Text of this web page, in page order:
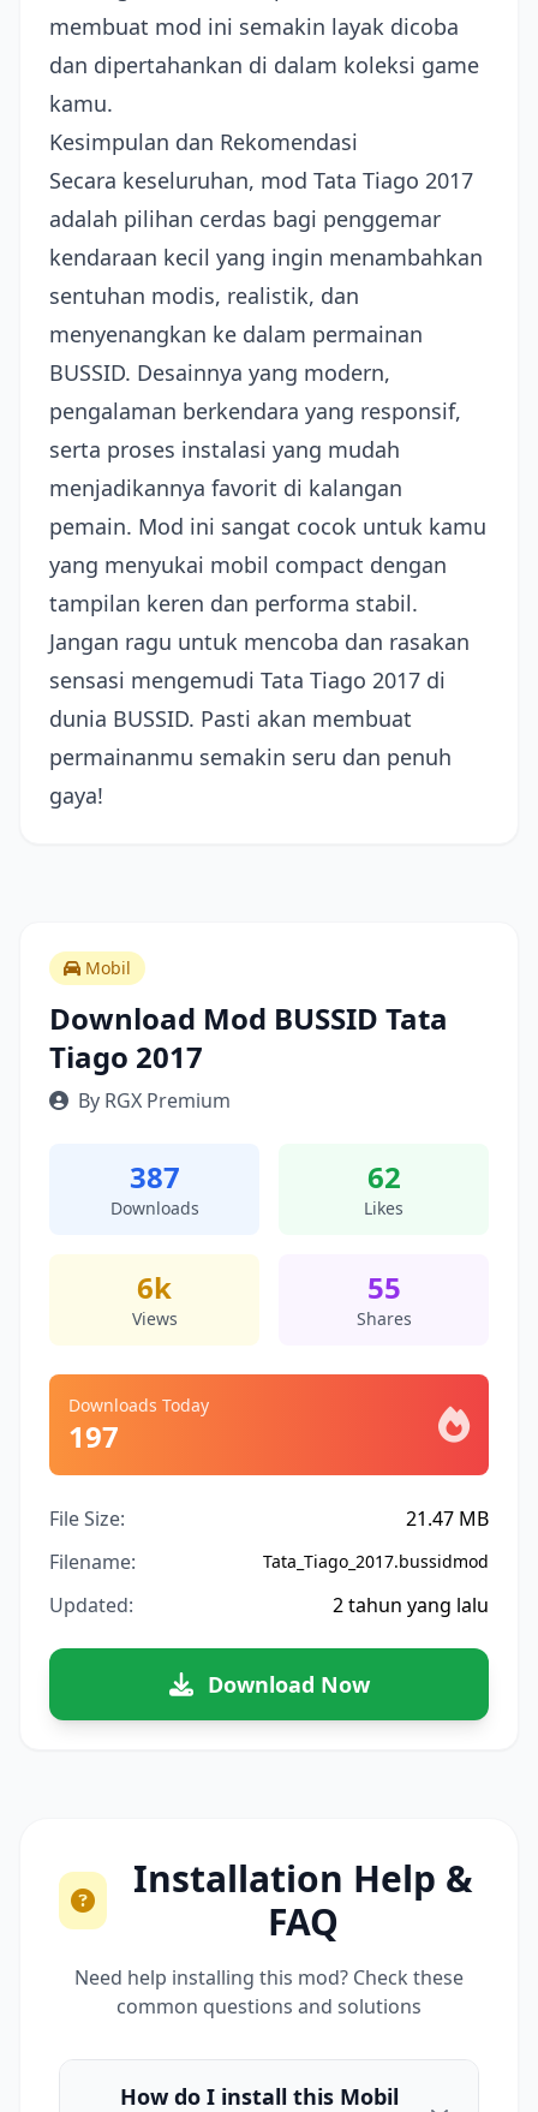
membuat mod ini semakin layak dicoba
dan dipertahankan di dalam koleksi game
kamu.
Kesimpulan dan Rekomendasi
Secara keseluruhan, mod Tata Tiago 2017
adalah pilihan cerdas bagi penggemar
kendaraan kecil yang ingin menambahkan
sentuhan modis, realistik, dan
menyenangkan ke dalam permainan
BUSSID. Desainnya yang modern,
pengalaman berkendara yang responsif,
serta proses instalasi yang mudah
menjadikannya favorit di kalangan
pemain. Mod ini sangat cocok untuk kamu
yang menyukai mobil compact dengan
tampilan keren dan performa stabil.
Jangan ragu untuk mencoba dan rasakan
sensasi mengemudi Tata Tiago 2017 di
dunia BUSSID. Pasti akan membuat
permainanmu semakin seru dan penuh
gaya!
Mobil
Download Mod BUSSID Tata
Tiago 2017
By RGX Premium
387
Downloads
62
Likes
6k
Views
55
Shares
Downloads Today
197
File Size:
21.47 MB
Filename:
Tata_Tiago_2017.bussidmod
Updated: 2 tahun yang lalu
Download Now
Installation Help &
FAQ
Need help installing this mod? Check these
common questions and solutions
How do I install this Mobil